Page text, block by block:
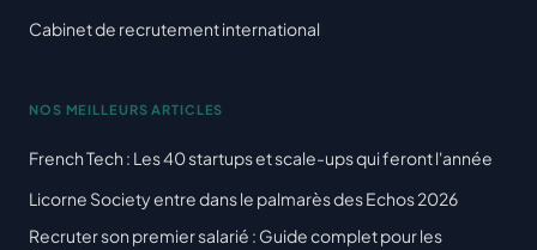
Cabinet de recrutement international
NOS MEILLEURS ARTICLES
French Tech : Les 40 startups et scale-ups qui feront l'année
Licorne Society entre dans le palmarès des Echos 2026
Recruter son premier salarié : Guide complet pour les